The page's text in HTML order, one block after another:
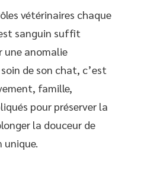
vétérinaires chaque
sanguin suffit
une anomalie
de son chat, c’est
famille,
pour préserver la
la douceur de